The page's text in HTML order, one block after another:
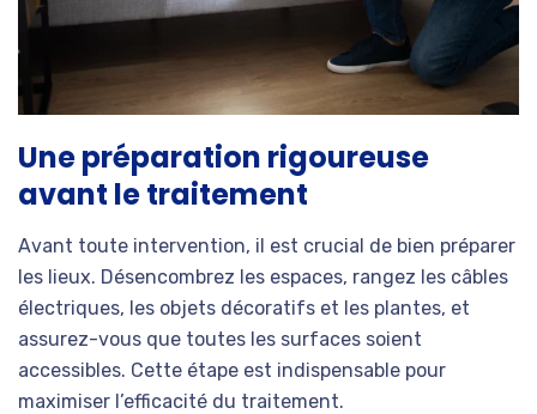
Une préparation rigoureuse
avant le traitement
Avant toute intervention, il est crucial de bien préparer
les lieux. Désencombrez les espaces, rangez les câbles
électriques, les objets décoratifs et les plantes, et
assurez-vous que toutes les surfaces soient
accessibles. Cette étape est indispensable pour
maximiser l’efficacité du traitement.